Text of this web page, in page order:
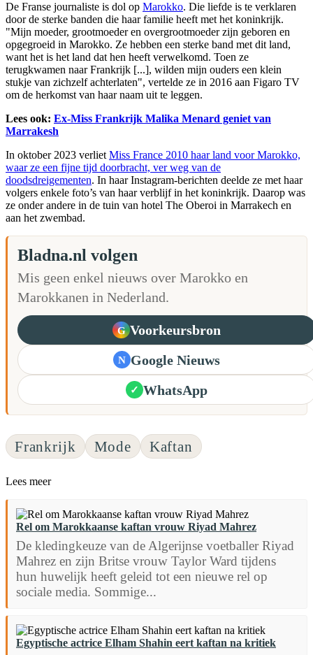
De Franse journaliste is dol op Marokko. Die liefde is te verklaren
door de sterke banden die haar familie heeft met het koninkrijk.
"Mijn moeder, grootmoeder en overgrootmoeder zijn geboren en
opgegroeid in Marokko. Ze hebben een sterke band met dit land,
want het is het land dat hen heeft verwelkomd. Toen ze
terugkwamen naar Frankrijk [...], wilden mijn ouders een klein
stukje van zichzelf achterlaten", vertelde ze in 2016 aan Figaro TV
om de herkomst van haar naam uit te leggen.
Lees ook: Ex-Miss Frankrijk Malika Menard geniet van
Marrakesh
In oktober 2023 verliet Miss France 2010 haar land voor Marokko,
waar ze een fijne tijd doorbracht, ver weg van de
doodsdreigementen. In haar Instagram-berichten deelde ze met haar
volgers enkele foto’s van haar verblijf in het koninkrijk. Daarop was
ze onder andere in de tuin van hotel The Oberoi in Marrakech en
aan het zwembad.
Bladna.nl volgen
Mis geen enkel nieuws over Marokko en
Marokkanen in Nederland.
G Voorkeursbron
N Google Nieuws
✓ WhatsApp
Frankrijk Mode Kaftan
Lees meer
Rel om Marokkaanse kaftan vrouw Riyad Mahrez
De kledingkeuze van de Algerijnse voetballer Riyad
Mahrez en zijn Britse vrouw Taylor Ward tijdens
hun huwelijk heeft geleid tot een nieuwe rel op
sociale media. Sommige...
Egyptische actrice Elham Shahin eert kaftan na kritiek